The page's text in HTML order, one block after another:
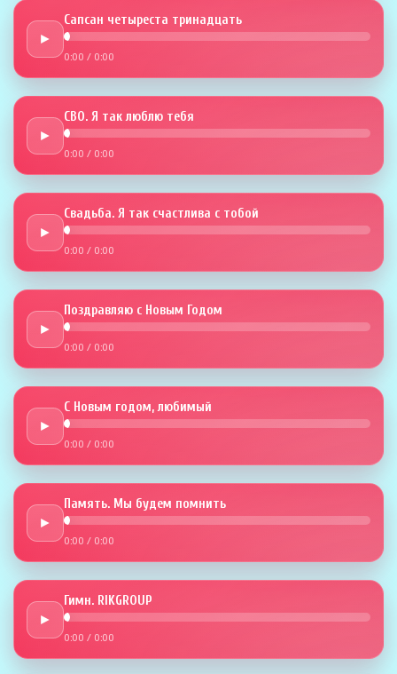
►
Сапсан четыреста тринадцать
0:00 / 0:00
►
СВО. Я так люблю тебя
0:00 / 0:00
►
Свадьба. Я так счастлива с тобой
0:00 / 0:00
►
Поздравляю с Новым Годом
0:00 / 0:00
►
С Новым годом, любимый
0:00 / 0:00
►
Память. Мы будем помнить
0:00 / 0:00
►
Гимн. RIKGROUP
0:00 / 0:00